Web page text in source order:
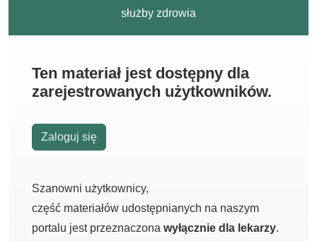
służby zdrowia
Ten materiał jest dostępny dla
zarejestrowanych użytkowników.
Zaloguj się
Szanowni użytkownicy,
część materiałów udostępnianych na naszym
portalu jest przeznaczona wyłącznie dla lekarzy.